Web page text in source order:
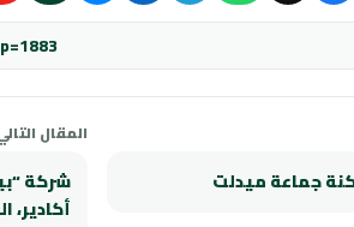
جماعة ميدلت
المقال
شركة
أكادير،